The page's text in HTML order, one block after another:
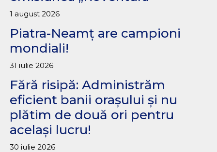
1 august 2026
Piatra-Neamț are campioni
mondiali!
31 iulie 2026
Fără risipă: Administrăm
eficient banii orașului și nu
plătim de două ori pentru
același lucru!
30 iulie 2026